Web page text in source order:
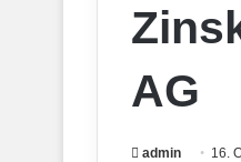
AG
admin 16.